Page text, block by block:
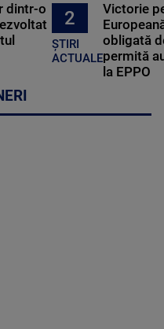
dintr-o
2
ȘTIRI
ACTUALE
Victorie
obligată
permită
la EPPO